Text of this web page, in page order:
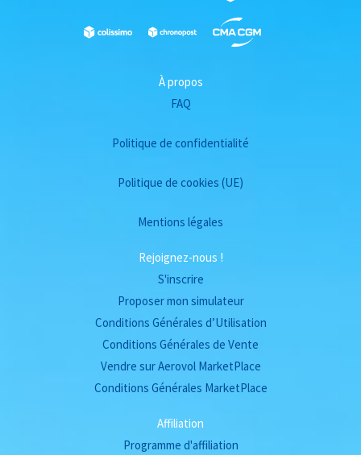
À propos
FAQ
Politique de confidentialité
Politique de cookies (UE)
Mentions légales
Rejoignez-nous !
S'inscrire
Proposer mon simulateur
Conditions Générales d’Utilisation
Conditions Générales de Vente
Vendre sur Aerovol MarketPlace
Conditions Générales MarketPlace
Affiliation
Programme d'affiliation